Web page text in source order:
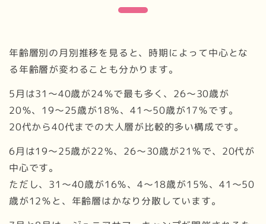
年齢層別の月別推移を見ると、時期によって中心とな
る年齢層が変わることも分かります。
5月は31〜40歳が24％で最も多く、26〜30歳が
20％、19〜25歳が18％、41〜50歳が17％です。
20代から40代までの大人層が比較的多い構成です。
6月は19〜25歳が22％、26〜30歳が21％で、20代が
中心です。
ただし、31〜40歳が16％、4〜18歳が15％、41〜50
歳が12％と、年齢層はかなり分散しています。